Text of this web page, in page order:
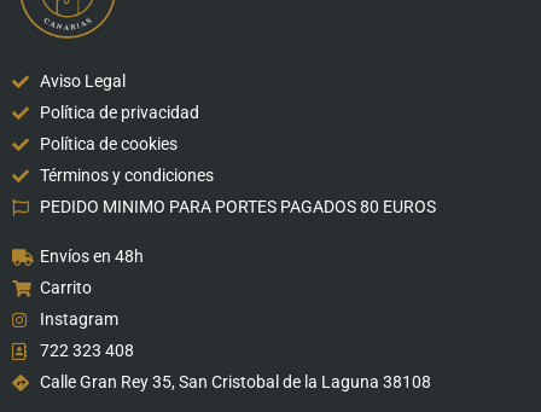
Aviso Legal
Política de privacidad
Política de cookies
Términos y condiciones
PEDIDO MINIMO PARA PORTES PAGADOS 80 EUROS
Envíos en 48h
Carrito
Instagram
722 323 408
Calle Gran Rey 35, San Cristobal de la Laguna 38108